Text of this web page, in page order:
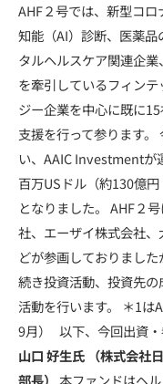
AHF２号では、新型コ
知能（AI）診断、医薬
タルヘルスケア関連企
を牽引しているフィン
ジー企業を中心に既に
支援を行って参ります
い、AAIC Investmentが
百万USドル（約130億
となりました。 AHF２
社、エーザイ株式会社
どが参画しておりまし
続き投資活動、投資先
活動を行います。 ＊1は
9月） 以下、今回出資・
山口 好生氏 （株式会
部長） 本ファンドはヘ